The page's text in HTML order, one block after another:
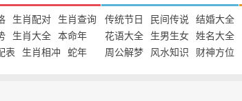
生肖配对
生肖查询
生肖大全
本命年
表
生肖相冲 蛇年
传统节日 民间传说
结婚大全
花语大全
生男生女
姓名大全
周公解梦
风水知识 财神方位